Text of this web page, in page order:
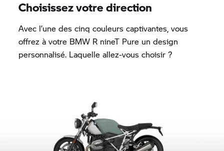
Choisissez votre direction
Avec l’une des cinq couleurs captivantes, vous
offrez à votre BMW R nineT Pure un design
personnalisé. Laquelle allez-vous choisir ?